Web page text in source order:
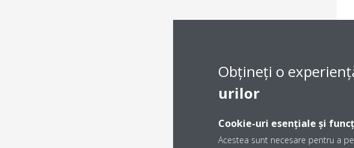
Obțineți o
urilor
Cookie-uri esențiale și
Acestea sunt necesare pentru a